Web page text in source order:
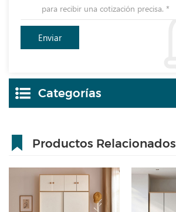
Categorías
Productos Relacionados